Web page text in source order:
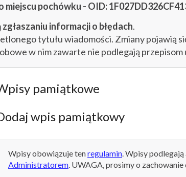
miejscu pochówku - OID:
informacji o błędach.
tytułu wiadomości. Zmiany pojawią
w nim zawarte nie podlegają
pamiątkowe
wpis pamiątkowy
Wpisy obowiązuje tenregulamin. Wpisy
Administratorem. UWAGA, prosimy o